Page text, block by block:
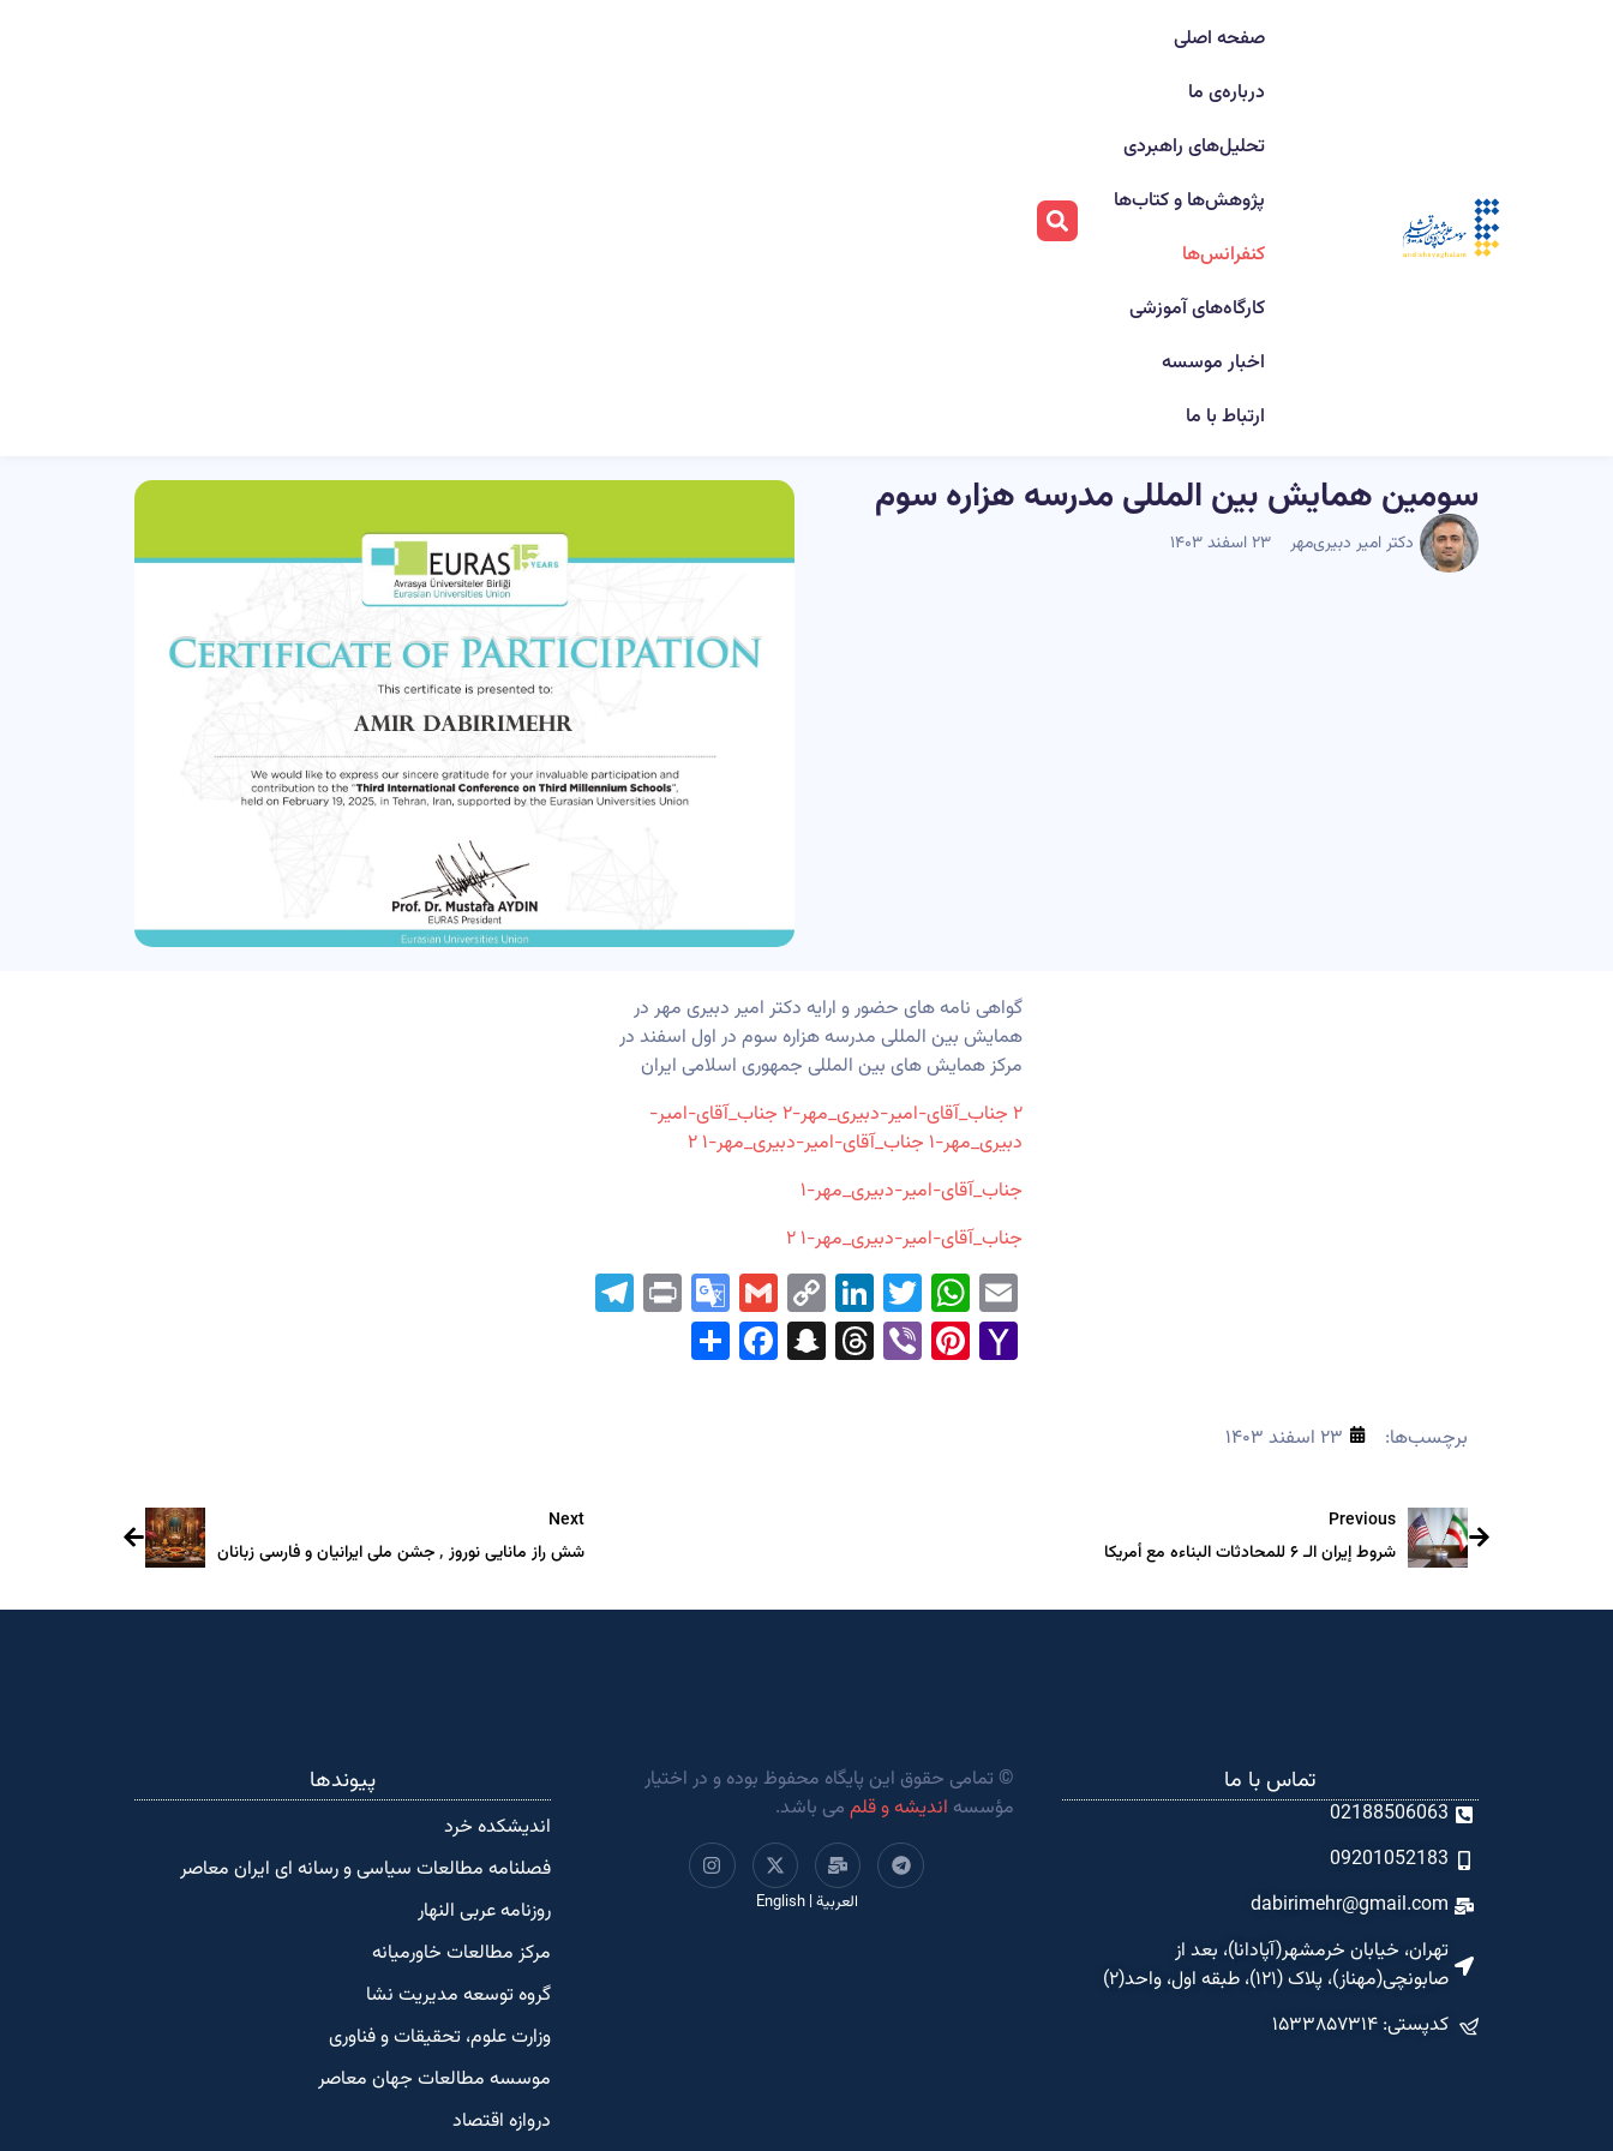
صفحه اصلی
درباره‌ی ما
تحلیل‌های راهبردی
پژوهش‌ها و کتاب‌ها
کنفرانس‌ها
کارگاه‌های آموزشی
اخبار موسسه
ارتباط با ما
سومین همایش بین المللی مدرسه هزاره سوم
دکتر امیر دبیری‌مهر ۲۳ اسفند ۱۴۰۳
گواهی نامه های حضور و ارایه دکتر امیر دبیری مهر در
همایش بین المللی مدرسه هزاره سوم در اول اسفند در
مرکز همایش های بین المللی جمهوری اسلامی ایران
‎⁨جناب_آقای-امیر-دبیری_مهر-۲⁩ ۲
جناب_آقای-امیر-
دبیری_مهر-۱ جناب_آقای-امیر-دبیری_مهر-۱ ۲
جناب_آقای-امیر-دبیری_مهر-۱
جناب_آقای-امیر-دبیری_مهر-۱ ۲
Email
WhatsApp
Twitter
LinkedIn
Copy
Link
Gmail
Google
Translate
Print
Yahoo
Mail
Pinterest
Viber
Threads
Snapchat
Facebook
برچسب‌ها: ۲۳ اسفند ۱۴۰۳
Previous
شروط إیران الـ ۶ للمحادثات البناءه مع أمریکا
Next
شش راز مانایی نوروز ٬ جشن ملی ایرانیان و فارسی زبانان
تماس با ما
02188506063
09201052183
dabirimehr@gmail.com
تهران، خیابان خرمشهر(آپادانا)، بعد از
صابونچی(مهناز)، پلاک (۱۲۱)، طبقه اول، واحد(۲)
کدپستی: ۱۵۳۳۸۵۷۳۱۴
© تمامی حقوق این پایگاه محفوظ بوده و در اختیار
مؤسسه اندیشه و قلممی باشد.
العربية |
English
پیوندها
اندیشکده‌ خرد
فصلنامه مطالعات سیاسی و رسانه ای ایران معاصر
روزنامه عربی النهار
مرکز مطالعات خاورمیانه
گروه توسعه مدیریت نشا
وزارت علوم، تحقیقات و فناوری
موسسه مطالعات جهان معاصر
دروازه اقتصاد